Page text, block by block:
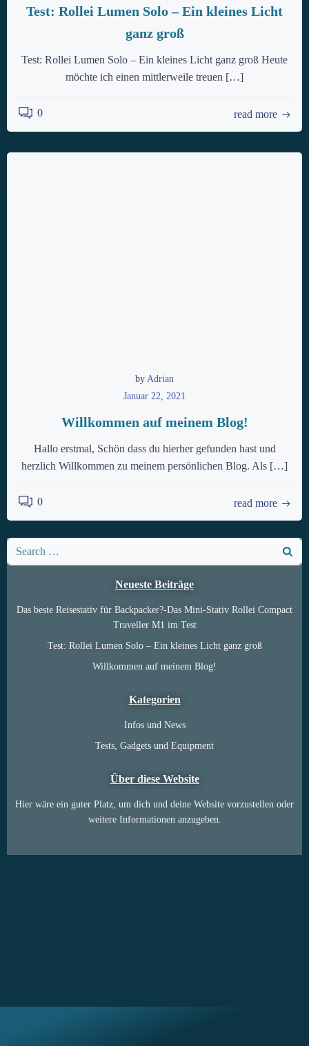
Test: Rollei Lumen Solo – Ein kleines Licht
ganz groß
Test: Rollei Lumen Solo – Ein kleines Licht ganz groß Heute
möchte ich einen mittlerweile treuen […]
0 read more
by Adrian
Januar 22, 2021
Willkommen auf meinem Blog!
Hallo erstmal, Schön dass du hierher gefunden hast und
herzlich Willkommen zu meinem persönlichen Blog. Als […]
0 read more
Search
for:
Neueste Beiträge
Das beste Reisestativ für Backpacker?-Das Mini-Stativ Rollei Compact
Traveller M1 im Test
Test: Rollei Lumen Solo – Ein kleines Licht ganz groß
Willkommen auf meinem Blog!
Kategorien
Infos und News
Tests, Gadgets und Equipment
Über diese Website
Hier wäre ein guter Platz, um dich und deine Website vorzustellen oder
weitere Informationen anzugeben.